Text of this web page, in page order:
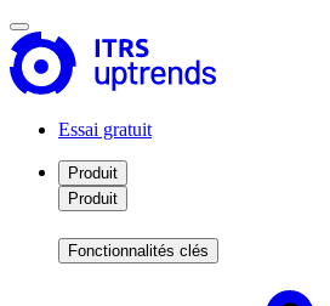
Essai gratuit
Produit
Produit
Fonctionnalités clés